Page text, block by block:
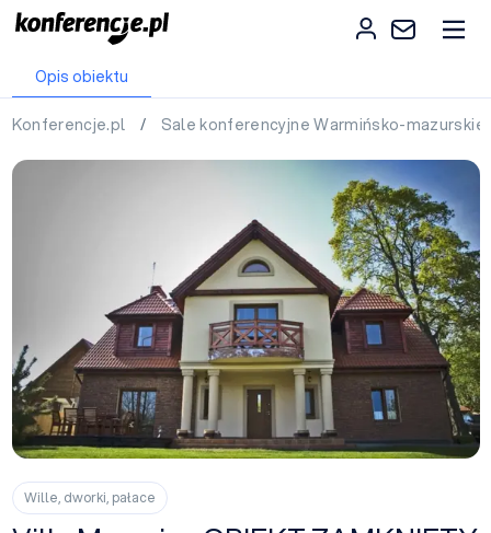
Opis obiektu
Konferencje.pl / Sale konferencyjne Warmińsko-mazurskie
Wille, dworki, pałace